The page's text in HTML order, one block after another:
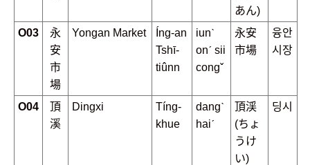
あん)
O03
永
安
市
場
Yongan Market
Íng-an
Tshī-
tiûnn
iunˋ
onˊ sii
congˇ
永安
市場
융안
시장
O04
頂
溪
Dingxi
Tíng-
khue
dangˋ
haiˊ
頂渓
(ちょ
うけ
い)
딩시